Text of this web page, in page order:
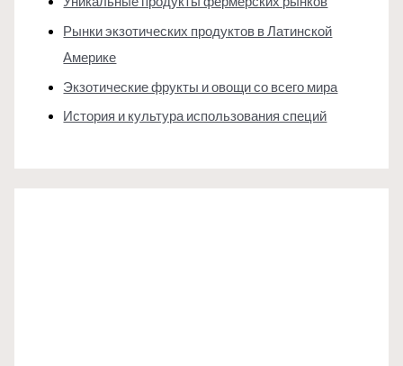
Рынки экзотических продуктов в Латинской
Америке
Экзотические фрукты и овощи со всего мира
История и культура использования специй